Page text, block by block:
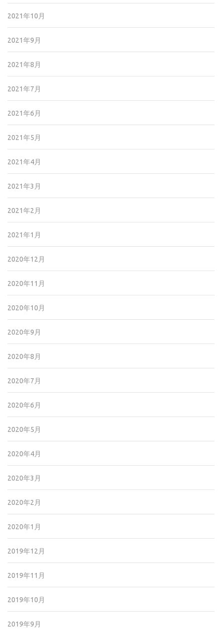
2021年10月
2021年9月
2021年8月
2021年7月
2021年6月
2021年5月
2021年4月
2021年3月
2021年2月
2021年1月
2020年12月
2020年11月
2020年10月
2020年9月
2020年8月
2020年7月
2020年6月
2020年5月
2020年4月
2020年3月
2020年2月
2020年1月
2019年12月
2019年11月
2019年10月
2019年9月